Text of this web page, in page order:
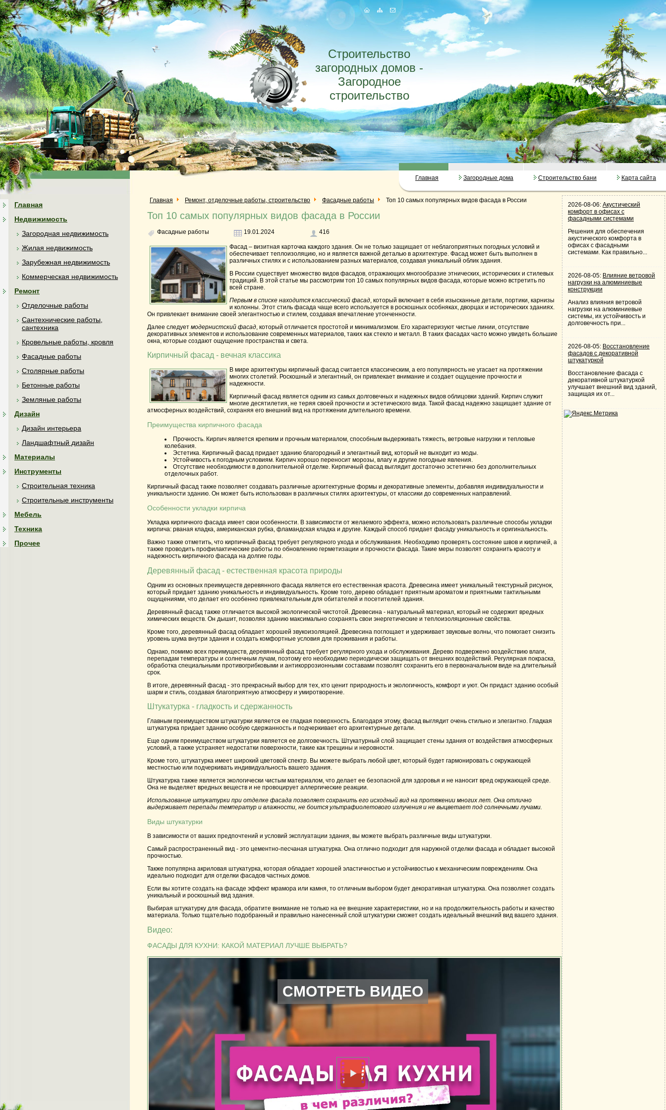
Строительство
загородных домов -
Загородное
строительство
Главная Загородные дома Строительство бани Карта сайта
Главная
Недвижимость
Загородная недвижимость
Жилая недвижимость
Зарубежная недвижимость
Коммерческая недвижимость
Ремонт
Отделочные работы
Сантехнические работы,
сантехника
Кровельные работы, кровля
Фасадные работы
Столярные работы
Бетонные работы
Земляные работы
Дизайн
Дизайн интерьера
Ландшафтный дизайн
Материалы
Инструменты
Строительная техника
Строительные инструменты
Мебель
Техника
Прочее
Главная Ремонт, отделочные работы, строительство Фасадные работы Топ 10 самых популярных видов фасада в России
Топ 10 самых популярных видов фасада в России
Фасадные работы 19.01.2024 416
Фасад – визитная карточка каждого здания. Он не только защищает от неблагоприятных погодных условий и
обеспечивает теплоизоляцию, но и является важной деталью в архитектуре. Фасад может быть выполнен в
различных стилях и с использованием разных материалов, создавая уникальный облик здания.
В России существует множество видов фасадов, отражающих многообразие этнических, исторических и стилевых
традиций. В этой статье мы рассмотрим топ 10 самых популярных видов фасада, которые можно встретить по
всей стране.
Первым в списке находится классический фасад , который включает в себя изысканные детали, портики, карнизы
и колонны. Этот стиль фасада чаще всего используется в роскошных особняках, дворцах и исторических зданиях.
Он привлекает внимание своей элегантностью и стилем, создавая впечатление утонченности.
Далее следует модернистский фасад , который отличается простотой и минимализмом. Его характеризуют чистые линии, отсутствие
декоративных элементов и использование современных материалов, таких как стекло и металл. В таких фасадах часто можно увидеть большие
окна, которые создают ощущение пространства и света.
Кирпичный фасад - вечная классика
В мире архитектуры кирпичный фасад считается классическим, а его популярность не угасает на протяжении
многих столетий. Роскошный и элегантный, он привлекает внимание и создает ощущение прочности и
надежности.
Кирпичный фасад является одним из самых долговечных и надежных видов облицовки зданий. Кирпич служит
многие десятилетия, не теряя своей прочности и эстетического вида. Такой фасад надежно защищает здание от
атмосферных воздействий, сохраняя его внешний вид на протяжении длительного времени.
Преимущества кирпичного фасада
Прочность. Кирпич является крепким и прочным материалом, способным выдерживать тяжесть, ветровые нагрузки и тепловые
колебания.
Эстетика. Кирпичный фасад придает зданию благородный и элегантный вид, который не выходит из моды.
Устойчивость к погодным условиям. Кирпич хорошо переносит морозы, влагу и другие погодные явления.
Отсутствие необходимости в дополнительной отделке. Кирпичный фасад выглядит достаточно эстетично без дополнительных
отделочных работ.
Кирпичный фасад также позволяет создавать различные архитектурные формы и декоративные элементы, добавляя индивидуальности и
уникальности зданию. Он может быть использован в различных стилях архитектуры, от классики до современных направлений.
Особенности укладки кирпича
Укладка кирпичного фасада имеет свои особенности. В зависимости от желаемого эффекта, можно использовать различные способы укладки
кирпича: рваная кладка, американская рубка, фламандская кладка и другие. Каждый способ придает фасаду уникальность и оригинальность.
Важно также отметить, что кирпичный фасад требует регулярного ухода и обслуживания. Необходимо проверять состояние швов и кирпичей, а
также проводить профилактические работы по обновлению герметизации и прочности фасада. Такие меры позволят сохранить красоту и
надежность кирпичного фасада на долгие годы.
Деревянный фасад - естественная красота природы
Одним из основных преимуществ деревянного фасада является его естественная красота. Древесина имеет уникальный текстурный рисунок,
который придает зданию уникальность и индивидуальность. Кроме того, дерево обладает приятным ароматом и приятными тактильными
ощущениями, что делает его особенно привлекательным для обитателей и посетителей здания.
Деревянный фасад также отличается высокой экологической чистотой. Древесина - натуральный материал, который не содержит вредных
химических веществ. Он дышит, позволяя зданию максимально сохранять свои энергетические и теплоизоляционные свойства.
Кроме того, деревянный фасад обладает хорошей звукоизоляцией. Древесина поглощает и удерживает звуковые волны, что помогает снизить
уровень шума внутри здания и создать комфортные условия для проживания и работы.
Однако, помимо всех преимуществ, деревянный фасад требует регулярного ухода и обслуживания. Дерево подвержено воздействию влаги,
перепадам температуры и солнечным лучам, поэтому его необходимо периодически защищать от внешних воздействий. Регулярная покраска,
обработка специальными противогрибковыми и антикоррозионными составами позволят сохранить его в первоначальном виде на длительный
срок.
В итоге, деревянный фасад - это прекрасный выбор для тех, кто ценит природность и экологичность, комфорт и уют. Он придаст зданию особый
шарм и стиль, создавая благоприятную атмосферу и умиротворение.
Штукатурка - гладкость и сдержанность
Главным преимуществом штукатурки является ее гладкая поверхность. Благодаря этому, фасад выглядит очень стильно и элегантно. Гладкая
штукатурка придает зданию особую сдержанность и подчеркивает его архитектурные детали.
Еще одним преимуществом штукатурки является ее долговечность. Штукатурный слой защищает стены здания от воздействия атмосферных
условий, а также устраняет недостатки поверхности, такие как трещины и неровности.
Кроме того, штукатурка имеет широкий цветовой спектр. Вы можете выбрать любой цвет, который будет гармонировать с окружающей
местностью или подчеркивать индивидуальность вашего здания.
Штукатурка также является экологически чистым материалом, что делает ее безопасной для здоровья и не наносит вред окружающей среде.
Она не выделяет вредных веществ и не провоцирует аллергические реакции.
Использование штукатурки при отделке фасада позволяет сохранить его исходный вид на протяжении многих лет. Она отлично
выдерживает перепады температур и влажности, не боится ультрафиолетового излучения и не выцветает под солнечными лучами.
Виды штукатурки
В зависимости от ваших предпочтений и условий эксплуатации здания, вы можете выбрать различные виды штукатурки.
Самый распространенный вид - это цементно-песчаная штукатурка. Она отлично подходит для наружной отделки фасада и обладает высокой
прочностью.
Также популярна акриловая штукатурка, которая обладает хорошей эластичностью и устойчивостью к механическим повреждениям. Она
идеально подходит для отделки фасадов частных домов.
Если вы хотите создать на фасаде эффект мрамора или камня, то отличным выбором будет декоративная штукатурка. Она позволяет создать
уникальный и роскошный вид здания.
Выбирая штукатурку для фасада, обратите внимание не только на ее внешние характеристики, но и на продолжительность работы и качество
материала. Только тщательно подобранный и правильно нанесенный слой штукатурки сможет создать идеальный внешний вид вашего здания.
Видео:
ФАСАДЫ ДЛЯ КУХНИ: КАКОЙ МАТЕРИАЛ ЛУЧШЕ ВЫБРАТЬ?
СМОТРЕТЬ ВИДЕО
2026-08-06: Акустический
комфорт в офисах с
фасадными системами
Решения для обеспечения
акустического комфорта в
офисах с фасадными
системами. Как правильно...
2026-08-05: Влияние ветровой
нагрузки на алюминиевые
конструкции
Анализ влияния ветровой
нагрузки на алюминиевые
системы, их устойчивость и
долговечность при...
2026-08-05: Восстановление
фасадов с декоративной
штукатуркой
Восстановление фасада с
декоративной штукатуркой
улучшает внешний вид зданий,
защищая их от...